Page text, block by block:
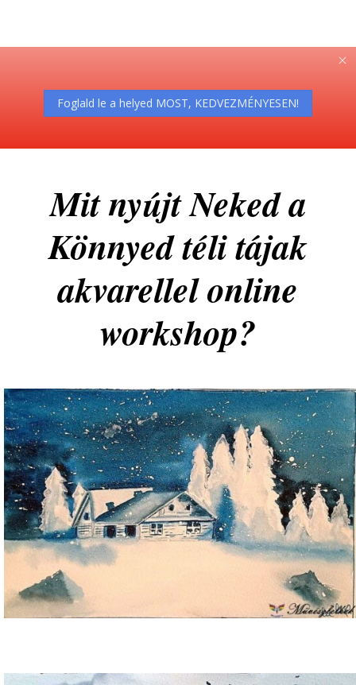
Foglald le a helyed MOST, KEDVEZMÉNYESEN!
Mit nyújt Neked a
Könnyed téli tájak
akvarellel online
workshop?